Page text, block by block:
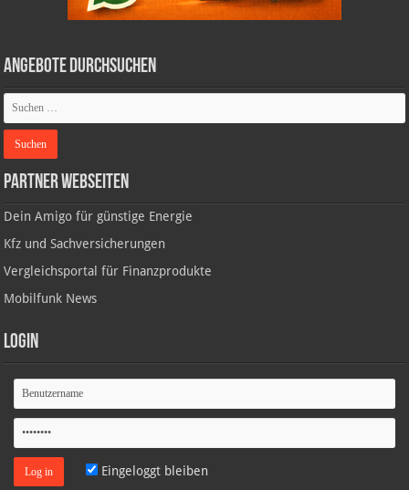
Angebote durchsuchen
Partner Webseiten
Dein Amigo für günstige Energie
Kfz und Sachversicherungen
Vergleichsportal für Finanzprodukte
Mobilfunk News
Login
Eingeloggt bleiben